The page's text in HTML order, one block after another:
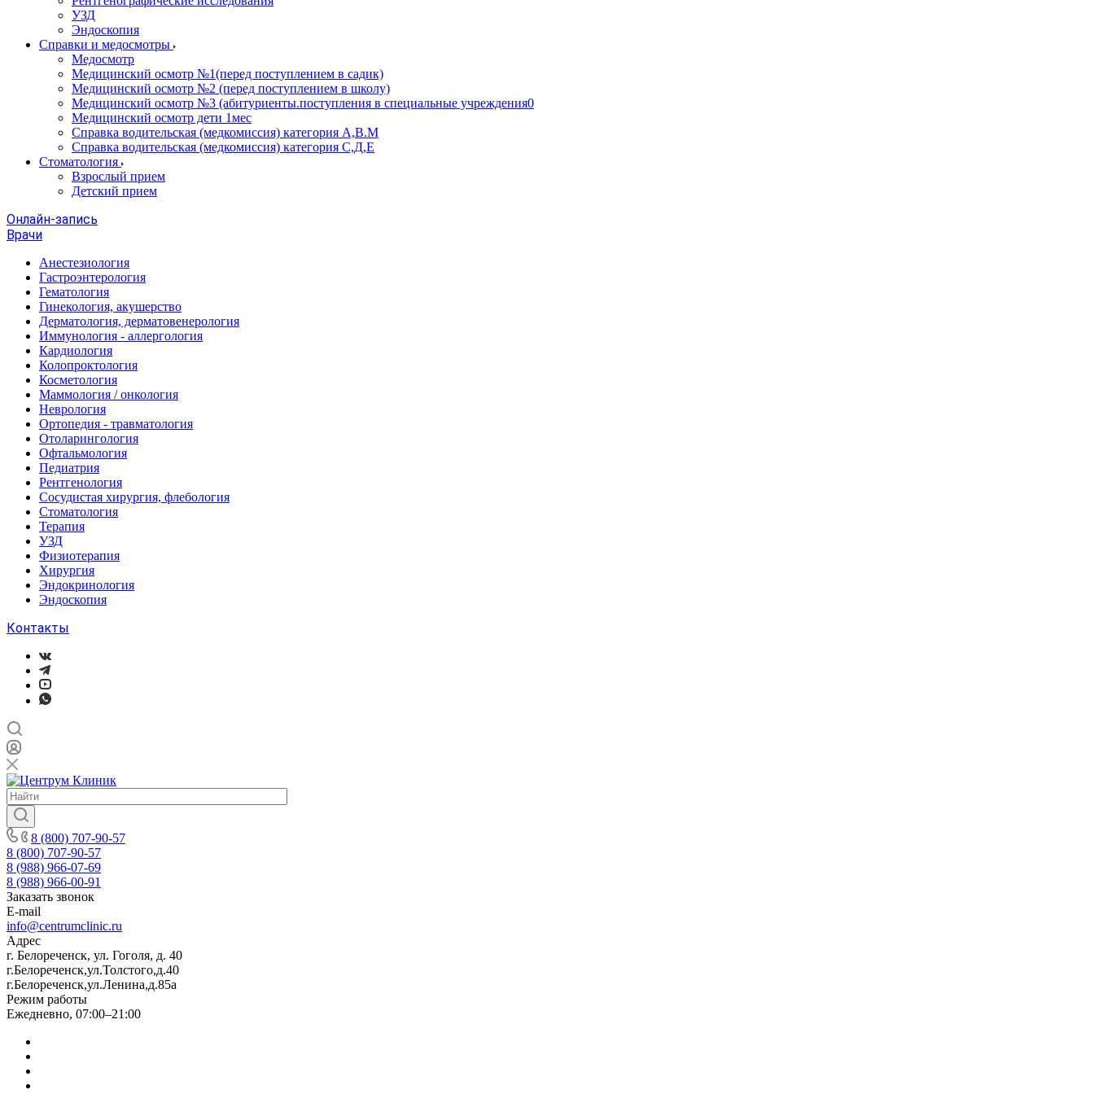
УЗД
Эндоскопия
Справки и медосмотры
Медосмотр
Медицинский осмотр №1(перед поступлением в садик)
Медицинский осмотр №2 (перед поступлением в школу)
Медицинский осмотр №3 (абитуриенты.поступления в специальные учреждения0
Медицинский осмотр дети 1мес
Справка водительская (медкомиссия) категория А,В.М
Справка водительская (медкомиссия) категория С,Д,Е
Стоматология
Взрослый прием
Детский прием
Онлайн-запись
Врачи
Анестезиология
Гастроэнтерология
Гематология
Гинекология, акушерство
Дерматология, дерматовенерология
Иммунология - аллергология
Кардиология
Колопроктология
Косметология
Маммология / онкология
Неврология
Ортопедия - травматология
Отоларингология
Офтальмология
Педиатрия
Рентгенология
Сосудистая хирургия, флебология
Стоматология
Терапия
УЗД
Физиотерапия
Хирургия
Эндокринология
Эндоскопия
Контакты
8 (800) 707-90-57
8 (800) 707-90-57
8 (988) 966-07-69
8 (988) 966-00-91
Заказать звонок
E-mail
info@centrumclinic.ru
Адрес
г. Белореченск, ул. Гоголя, д. 40
г.Белореченск,ул.Толстого,д.40
г.Белореченск,ул.Ленина,д.85а
Режим работы
Ежедневно, 07:00–21:00